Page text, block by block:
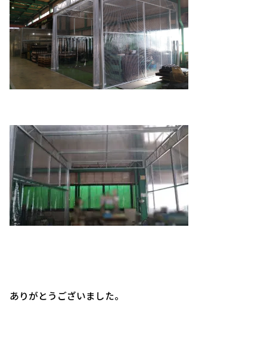
ありがとうございました。